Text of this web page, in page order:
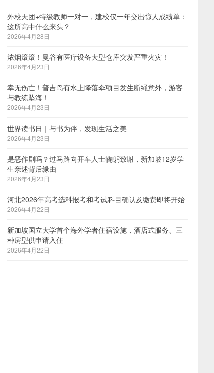
外校天团+特级教师一对一，建校仅一年交出惊人成绩单：
这所高中什么来头？
2026年4月28日
浓烟滚滚！曼谷有医疗设备大型仓库突发严重火灾！
2026年4月23日
幸无伤亡！普吉岛有水上降落伞项目发生断绳意外，游客
与教练坠海！
2026年4月23日
世界读书日｜与书为伴，发现生活之美
2026年4月23日
是恶作剧吗？过马路向开车人士鞠躬致谢，新加坡12岁学
生亲述背后缘由
2026年4月23日
河北2026年高考选科报考和考试科目确认及缴费即将开始
2026年4月22日
新加坡国立大学首个海外学者住宿设施，酒店式服务、三
种房型供申请入住
2026年4月22日